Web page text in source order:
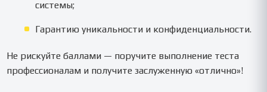
системы;
Гарантию уникальности и конфиденциальности.
Не рискуйте баллами — поручите выполнение теста
профессионалам и получите заслуженную «отлично»!